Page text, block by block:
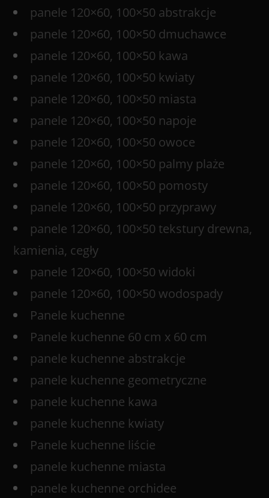
panele 120×60, 100×50 abstrakcje
panele 120×60, 100×50 dmuchawce
panele 120×60, 100×50 kawa
panele 120×60, 100×50 kwiaty
panele 120×60, 100×50 miasta
panele 120×60, 100×50 napoje
panele 120×60, 100×50 owoce
panele 120×60, 100×50 palmy plaże
panele 120×60, 100×50 pomosty
panele 120×60, 100×50 przyprawy
panele 120×60, 100×50 tekstury drewna,
kamienia, cegły
panele 120×60, 100×50 widoki
panele 120×60, 100×50 wodospady
Panele kuchenne
Panele kuchenne 60 cm x 60 cm
panele kuchenne abstrakcje
panele kuchenne geometryczne
panele kuchenne kawa
panele kuchenne kwiaty
Panele kuchenne liście
panele kuchenne miasta
panele kuchenne orchidee